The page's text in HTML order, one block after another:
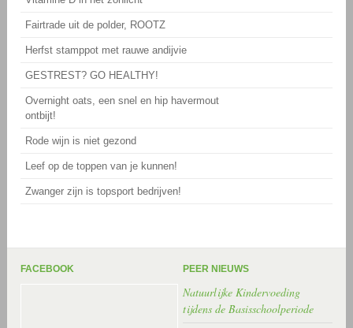
Fairtrade uit de polder, ROOTZ
Herfst stamppot met rauwe andijvie
GESTREST? GO HEALTHY!
Overnight oats, een snel en hip havermout
ontbijt!
Rode wijn is niet gezond
Leef op de toppen van je kunnen!
Zwanger zijn is topsport bedrijven!
FACEBOOK PEER NIEUWS
Natuurlijke Kindervoeding
tijdens de Basisschoolperiode